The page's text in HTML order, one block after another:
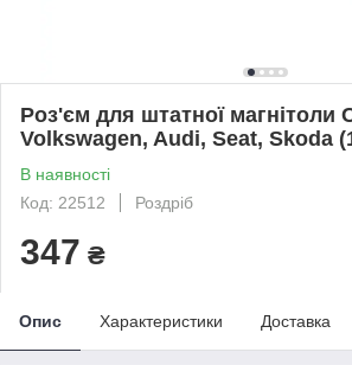
Роз'єм для штатної магнітоли
Volkswagen, Audi, Seat, Skoda
В наявності
Код: 22512
Роздріб
347 ₴
Опис Характеристики Доставка